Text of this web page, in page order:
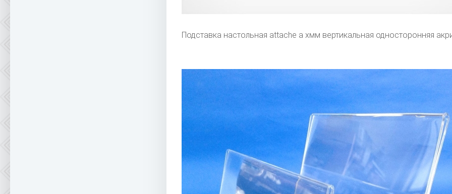
Подставка настольная attache а хмм вертикальная односторонняя